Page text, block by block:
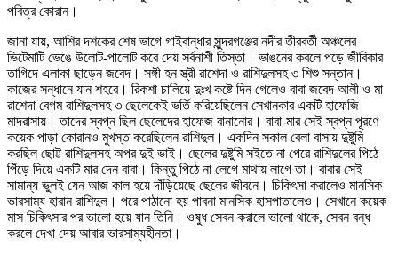
পবিত্র কোরান।
জানা যায়, আশির দশকের শেষ ভাগে গাইবান্ধার সুন্দরগঞ্জের নদীর তীরবর্তী অঞ্চলের
ভিটেমাটি ভেঙে উলোট-পালোট করে দেয় সর্বনাশী তিস্তা। ভাঙনের কবলে পড়ে জীবিকার
তাগিদে এলাকা ছাড়েন জবেদ। সঙ্গী হন স্ত্রী রাশেদা ও রাশিদুলসহ ৩ শিশু সন্তান।
কাজের সন্ধানে যান শহরে। রিকশা চালিয়ে দুঃখ কষ্টে দিন গেলেও বাবা জবেদ আলী ও মা
রাশেদা বেগম রাশিদুলসহ ৩ ছেলেকেই ভর্তি করিয়েছিলেন সেখানকার একটি হাফেজি
মাদরাসায়। তাদের স্বপ্ন ছিল ছেলেদের হাফেজ বানানোর। বাবা-মার সেই স্বপ্ন পূরণে
কয়েক পাড়া কোরানও মুখস্ত করেছিলেন রাশিদুল। একদিন সকাল বেলা বাসায় দুষ্টুমি
করছিল ছোট্ট রাশিদুলসহ অপর দুই ভাই। ছেলের দুষ্টুমি সইতে না পেরে রাশিদুলের পিঠে
পিঁড়ে দিয়ে একটি মার দেন বাবা। কিন্তু পিঠে না লেগে মাথায় লাগে তা। বাবার সেই
সামান্য ভুলই যেন আজ কাল হয়ে দাঁড়িয়েছে ছেলের জীবনে। চিকিৎসা করালেও মানসিক
ভারসাম্য হারান রাশিদুল। পরে পাঠানো হয় পাবনা মানসিক হাসপাতালেও। সেখানে কয়েক
মাস চিকিৎসার পর ভালো হয়ে যান তিনি। ওষুধ সেবন করালে ভালো থাকে, সেবন বন্ধ
করলে দেখা দেয় আবার ভারসাম্যহীনতা।